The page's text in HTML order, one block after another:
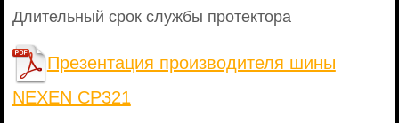
Длительный срок службы протектора
Презентация производителя шины
NEXEN CP321